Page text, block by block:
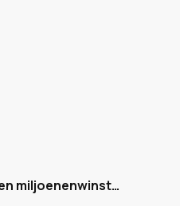
miljoenenwinst…